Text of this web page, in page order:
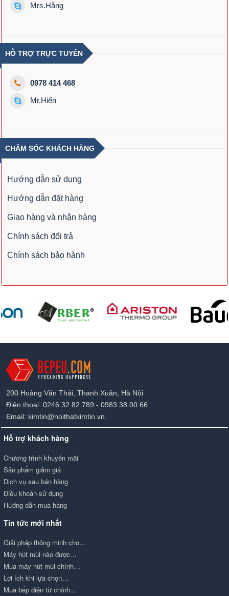
Mrs.Hằng
HỖ TRỢ TRỰC TUYẾN
0978 414 468
Mr.Hiển
CHĂM SÓC KHÁCH HÀNG
Hướng dẫn sử dụng
Hướng dẫn đặt hàng
Giao hàng và nhận hàng
Chính sách đổi trả
Chính sách bảo hành
200 Hoàng Văn Thái, Thanh Xuân, Hà Nội
Điện thoại: 0246.32.82.789 - 0983.38.00.66.
Email: kimtin@noithatkimtin.vn.
Hỗ trợ khách hàng
Chương trình khuyến mãi
Sản phẩm giảm giá
Dịch vụ sau bán hàng
Điều khoản sử dụng
Hướng dẫn mua hàng
Tin tức mới nhất
Giải pháp thông minh cho…
Máy hút mùi nào được…
Mua máy hút mùi chính…
Lợi ích khi lựa chọn…
Mua bếp điện từ chính…